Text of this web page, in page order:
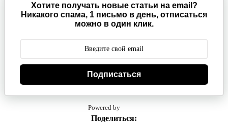
Хотите получать новые статьи на email?
Никакого спама, 1 письмо в день, отписаться
можно в один клик.
Подписаться
Powered by
Поделиться: